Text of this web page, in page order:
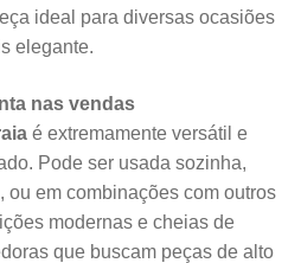
ideal para diversas ocasiões
elegante.
nas vendas
é extremamente versátil e
Pode ser usada sozinha,
ou em combinações com outros
modernas e cheias de
que buscam peças de alto